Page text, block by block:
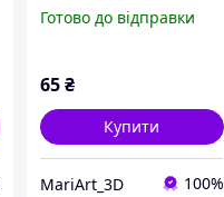
Готово до відправки
65 ₴
Купити
MariArt_3D 100%